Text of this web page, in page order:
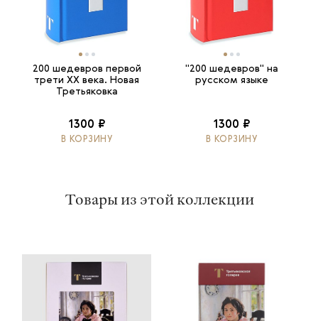
200 шедевров первой
трети ХХ века. Новая
Третьяковка
1300 ₽
В КОРЗИНУ
"200 шедевров" на
русском языке
1300 ₽
В КОРЗИНУ
Товары из этой коллекции